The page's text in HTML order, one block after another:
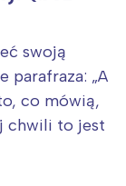
swoją
parafraza: „A
co mówią,
chwili to jest